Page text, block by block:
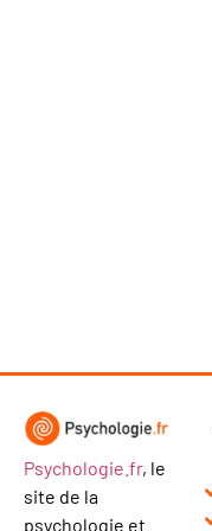
Psychologie.fr, le
site de la
psychologie et